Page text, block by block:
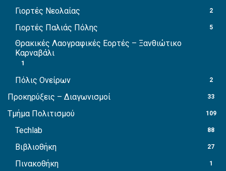
Γιορτές Νεολαίας 2
Γιορτές Παλιάς Πόλης 5
Θρακικές Λαογραφικές Εορτές – Ξανθιώτικο
Καρναβάλι
1
Πόλις Ονείρων 2
Προκηρύξεις – Διαγωνισμοί 33
Τμήμα Πολιτισμού 109
Techlab 88
Βιβλιοθήκη 27
Πινακοθήκη 1